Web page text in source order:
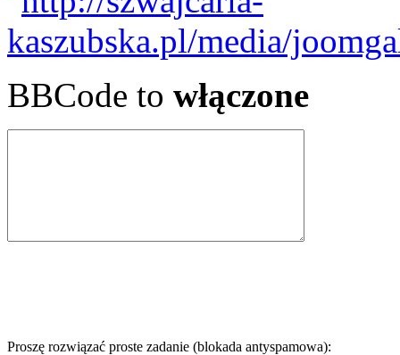
BBCode to włączone
Proszę rozwiązać proste zadanie (blokada antyspamowa):